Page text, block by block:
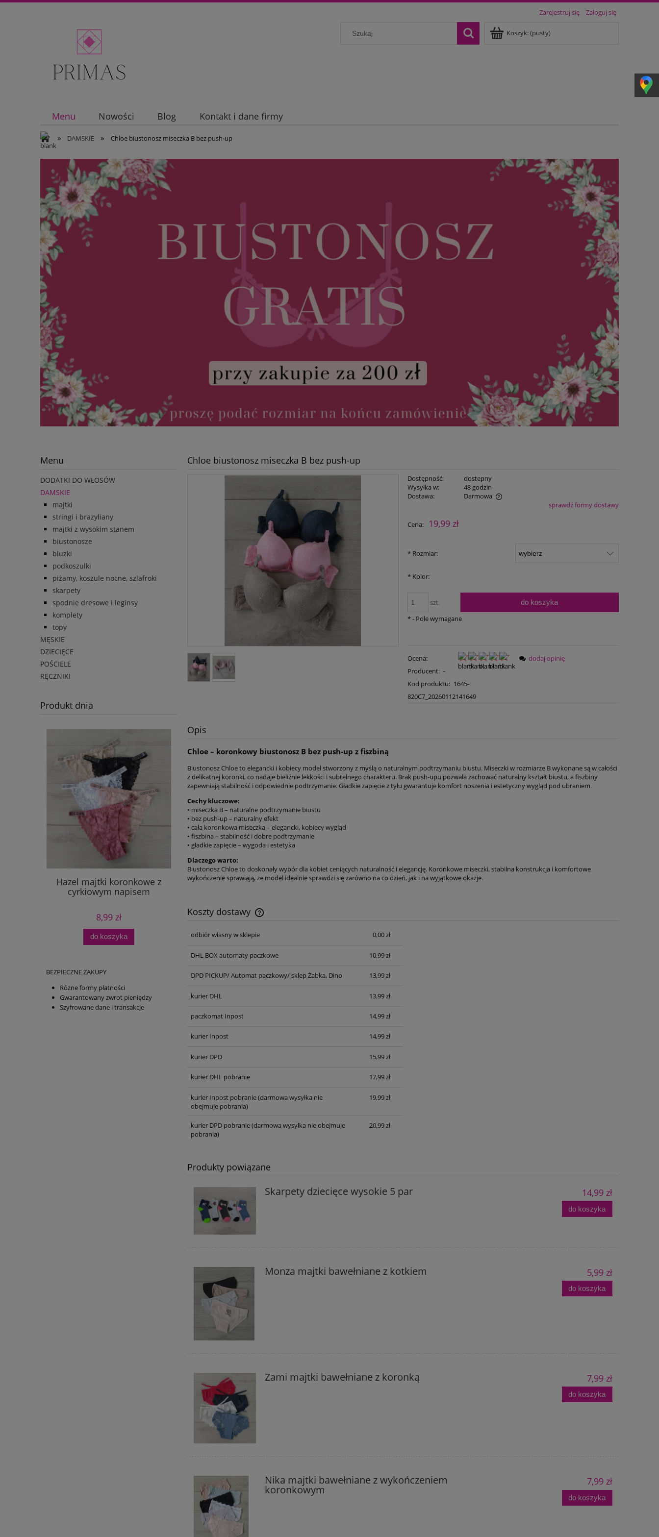
Zarejestruj się Zaloguj się
Koszyk:(pusty)
Menu Nowości Blog Kontakt i dane firmy
» DAMSKIE » Chloe biustonosz miseczka B bez push-up
Menu
DODATKI DO WŁOSÓW
DAMSKIE
majtki
stringi i brazyliany
majtki z wysokim stanem
biustonosze
bluzki
podkoszulki
piżamy, koszule nocne, szlafroki
skarpety
spodnie dresowe i leginsy
komplety
topy
MĘSKIE
DZIECIĘCE
POŚCIELE
RĘCZNIKI
Produkt dnia
Hazel majtki koronkowe z
cyrkiowym napisem
8,99 zł
do koszyka
BEZPIECZNE ZAKUPY
Różne formy płatności
Gwarantowany zwrot pieniędzy
Szyfrowane dane i transakcje
Chloe biustonosz miseczka B bez push-up
Dostępność:
dostepny
Wysyłka w:
48 godzin
Dostawa:
Darmowa
sprawdź formy dostawy
Cena: 19,99 zł
* Rozmiar:
* Kolor:
szt. do koszyka
*- Pole wymagane
Ocena:
Producent: -
Kod produktu: 1645-
820C7_20260112141649
dodaj opinię
Opis
Chloe – koronkowy biustonosz B bez push-up z fiszbiną
Biustonosz Chloe to elegancki i kobiecy model stworzony z myślą o naturalnym podtrzymaniu biustu. Miseczki w rozmiarze B wykonane są w całości
z delikatnej koronki, co nadaje bieliźnie lekkości i subtelnego charakteru. Brak push-upu pozwala zachować naturalny kształt biustu, a fiszbiny
zapewniają stabilność i odpowiednie podtrzymanie. Gładkie zapięcie z tyłu gwarantuje komfort noszenia i estetyczny wygląd pod ubraniem.
Cechy kluczowe:
• miseczka B – naturalne podtrzymanie biustu
• bez push-up – naturalny efekt
• cała koronkowa miseczka – elegancki, kobiecy wygląd
• fiszbina – stabilność i dobre podtrzymanie
• gładkie zapięcie – wygoda i estetyka
Dlaczego warto:
Biustonosz Chloe to doskonały wybór dla kobiet ceniących naturalność i elegancję. Koronkowe miseczki, stabilna konstrukcja i komfortowe
wykończenie sprawiają, że model idealnie sprawdzi się zarówno na co dzień, jak i na wyjątkowe okazje.
Koszty dostawy
Cena nie zawiera ewentualnych kosztów
odbiór własny w sklepie 0,00 zł
DHL BOX automaty paczkowe 10,99 zł
DPD PICKUP/ Automat paczkowy/ sklep Żabka, Dino 13,99 zł
kurier DHL 13,99 zł
paczkomat Inpost 14,99 zł
kurier Inpost 14,99 zł
kurier DPD 15,99 zł
kurier DHL pobranie 17,99 zł
kurier Inpost pobranie(darmowa wysyłka nie
obejmuje pobrania)
19,99 zł
kurier DPD pobranie(darmowa wysyłka nie obejmuje
pobrania)
20,99 zł
Produkty powiązane
Skarpety dziecięce wysokie 5 par 14,99 zł
do koszyka
Monza majtki bawełniane z kotkiem 5,99 zł
do koszyka
Zami majtki bawełniane z koronką 7,99 zł
do koszyka
Nika majtki bawełniane z wykończeniem
koronkowym
7,99 zł
do koszyka